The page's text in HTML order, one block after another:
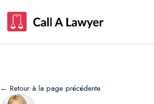
← Retour à la page précédente